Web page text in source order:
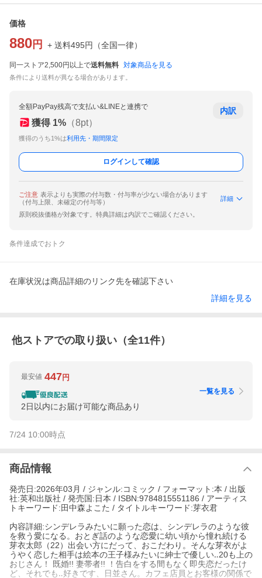
価格
880 円 + 送料495円 （全国一律）
同一ストア2,500円以上で送料無料 対象商品を見る
条件により送料が異なる場合があります。
全額PayPay残高で支払い&LINEと連携で
獲得 1% （8pt）
獲得のうち1%は利用先・期間限定
内訳
ログインして確認
ご注意 表示よりも実際の付与数・付与率が少ない場合があります
（付与上限、未確定の付与等）
詳細
原則税抜価格が対象です。特典詳細は内訳でご確認ください。
条件達成でおトク
在庫状況は商品詳細のリンク先を確認下さい
詳細を見る
他ストアでの取り扱い（全11件）
最安値 447円
2日以内にお届け可能な商品あり
一覧を見る
7/24 10:00時点
商品情報
発売日:2026年03月 / ジャンル:コミック / フォーマット:本 / 出版
社:英和出版社 / 発売国:日本 / ISBN:9784815551186 / アーティス
トキーワード:田中森よこた / タイトルキーワード:芽衣君
内容詳細:シンデレラみたいに願った恋は、シンデレラのような彼
を救う愛になる。おとぎ話のような恋愛に幼い頃から憧れ続ける
芽衣太郎（22）出会い方にだって、おこだわり。そんな芽衣がよ
うやく恋した相手は絵本の王子様みたいに紳士で優しい‥20も上の
おじさん！ 既婚!! 妻帯者!! ！告白をする間もなく即失恋だったけ
ど、それでも‥好きです、日並さん。カフェ店員とお客様の関係で